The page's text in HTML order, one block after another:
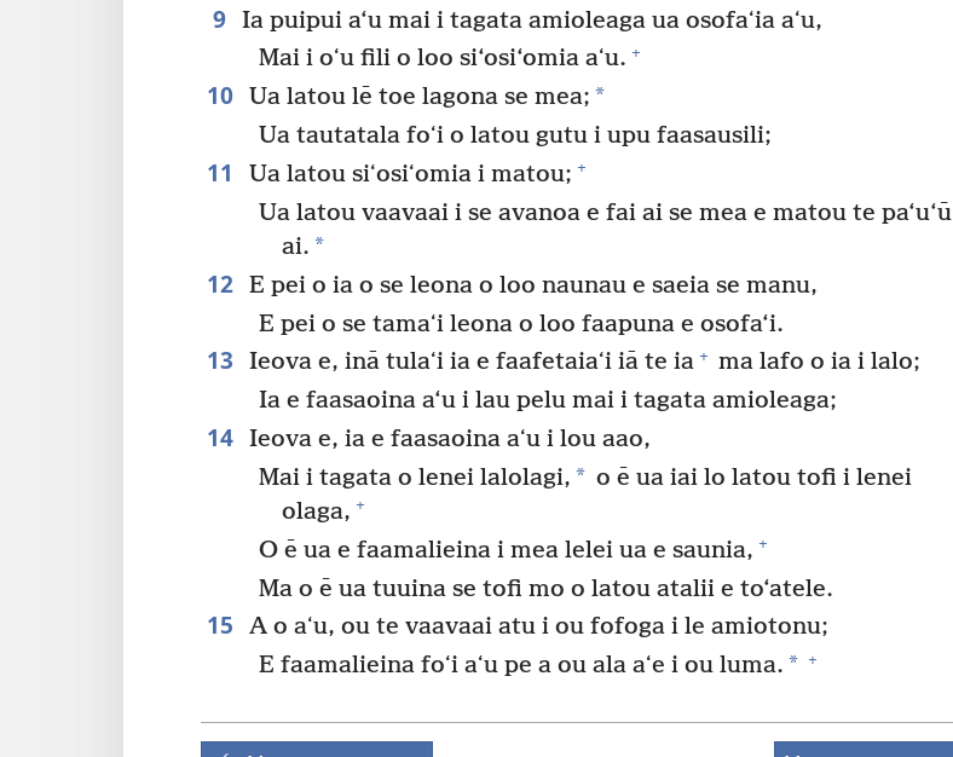
9 Ia puipui a‘u mai i tagata amioleaga ua osofaʻia aʻu,
Mai i oʻu fili o loo si‘osi‘omia aʻu. +
10 Ua latou lē toe lagona se mea; *
Ua tautatala foʻi o latou gutu i upu faasausili;
11 Ua latou siʻosiʻomia i matou; +
Ua latou vaavaai i se avanoa e fai ai se mea e matou te pa‘u‘ū
ai. *
12 E pei o ia o se leona o loo naunau e saeia se manu,
E pei o se tamaʻi leona o loo faapuna e osofa‘i.
13 Ieova e, inā tulaʻi ia e faafetaiaʻi iā te ia + ma lafo o ia i lalo;
Ia e faasaoina a‘u i lau pelu mai i tagata amioleaga;
14 Ieova e, ia e faasaoina aʻu i lou aao,
Mai i tagata o lenei lalolagi, * o ē ua iai lo latou tofi i lenei
olaga, +
O ē ua e faamalieina i mea lelei ua e saunia, +
Ma o ē ua tuuina se tofi mo o latou atalii e to‘atele.
15
A o aʻu, ou te vaavaai atu i ou fofoga i le amiotonu;
E faamalieina foʻi aʻu pe a ou ala aʻe i ou luma. * +